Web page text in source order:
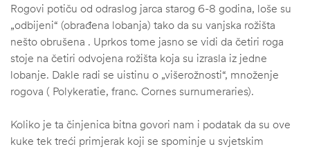
Rogovi potiču od odraslog jarca starog 6-8 godina, loše su
„odbijeni“ (obrađena lobanja) tako da su vanjska rožišta
nešto obrušena . Uprkos tome jasno se vidi da četiri roga
stoje na četiri odvojena rožišta koja su izrasla iz jedne
lobanje. Dakle radi se uistinu o „višerožnosti“, množenje
rogova ( Polykeratie, franc. Cornes surnumeraries).
Koliko je ta činjenica bitna govori nam i podatak da su ove
kuke tek treći primjerak koji se spominje u svjetskim